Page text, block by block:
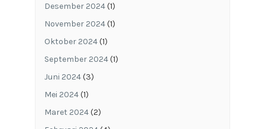
Desember 2024(1)
November 2024(1)
Oktober 2024(1)
September 2024(1)
Juni 2024(3)
Mei 2024(1)
Maret 2024(2)